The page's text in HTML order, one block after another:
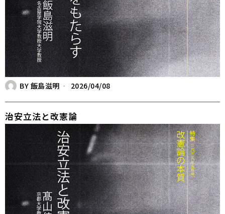
BY 飯島滋明 2026/04/08
治安立法と改憲論